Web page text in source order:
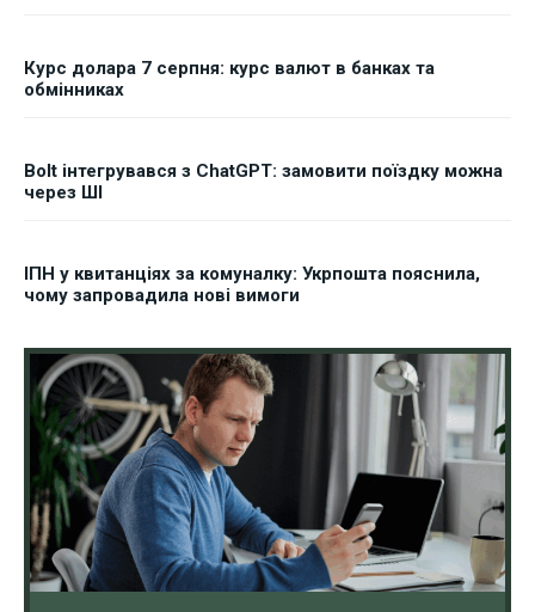
Курс долара 7 серпня: курс валют в банках та
обмінниках
Bolt інтегрувався з ChatGPT: замовити поїздку можна
через ШІ
ІПН у квитанціях за комуналку: Укрпошта пояснила,
чому запровадила нові вимоги